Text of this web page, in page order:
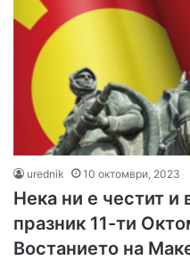
urednik 10 октомври, 2023
Нека ни е честит и
празник 11-ти
Востанието на